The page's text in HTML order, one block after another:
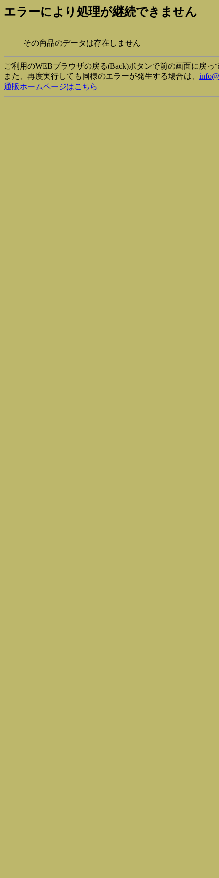
エラーにより処理が継続できません
その商品のデータは存在しません
ご利用のWEBブラウザの戻る(Back)ボタンで前の画面に戻っ
また、再度実行しても同様のエラーが発生する場合は、
通販ホームページはこちら